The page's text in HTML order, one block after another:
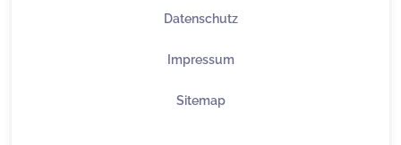
Datenschutz
Impressum
Sitemap